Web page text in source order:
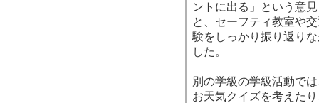
ントに出る」という意
と、セーフティ教室や
験をしっかり振り返り
した。
別の学級の学級活動で
お天気クイズを考えた